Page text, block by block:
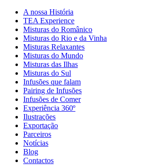
A nossa História
TEA Experience
Misturas do Românico
Misturas do Rio e da Vinha
Misturas Relaxantes
Misturas do Mundo
Misturas das Ilhas
Misturas do Sul
Infusões que falam
Pairing de Infusões
Infusões de Comer
Experiência 360º
Ilustrações
Exportação
Parceiros
Notícias
Blog
Contactos